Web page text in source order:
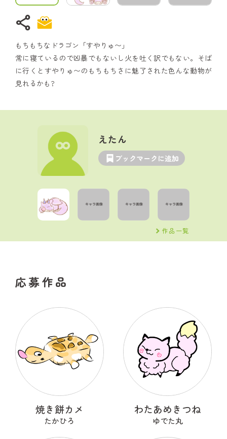
share
もちもちなドラゴン「すやりゅ〜」
常に寝ているので凶暴でもないし火を吐く訳でもない。そば
に行くとすやりゅ〜のもちもちさに魅了された色んな動物が
見れるかも?
えたん
ブックマークに追加
作品一覧
応募作品
焼き餅カメ
たかひろ
わたあめきつね
ゆでた丸